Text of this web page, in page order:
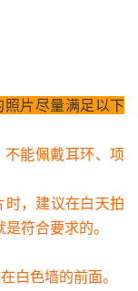
片尽量满足以下
不能佩戴耳环、项
时，建议在白天拍
符合要求的。
白色墙的前面。